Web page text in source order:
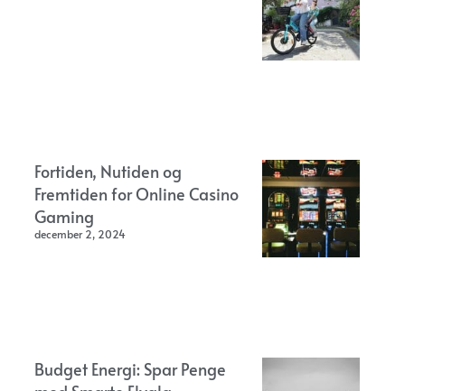
Fortiden, Nutiden og
Fremtiden for Online Casino
Gaming
december 2, 2024
Budget Energi: Spar Penge